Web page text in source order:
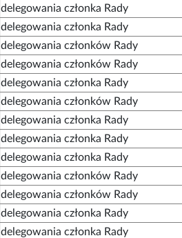
delegowania członka Rady
delegowania członka Rady
delegowania członków Rady
delegowania członków Rady
delegowania członka Rady
delegowania członków Rady
delegowania członka Rady
delegowania członka Rady
delegowania członka Rady
delegowania członków Rady
delegowania członków Rady
delegowania członka Rady
delegowania członka Rady